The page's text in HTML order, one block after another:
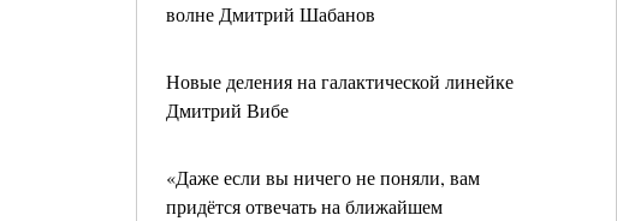
волне Дмитрий Шабанов
Новые деления на галактической линейке
Дмитрий Вибе
«Даже если вы ничего не поняли, вам
придётся отвечать на ближайшем